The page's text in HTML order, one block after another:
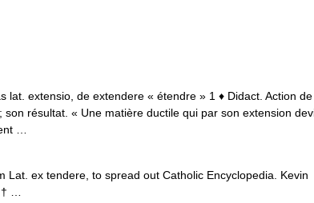
lat. extensio, de extendere « étendre » 1 ♦ Didact. Action
résultat. « Une matière ductile qui par son extension
…
Lat. ex tendere, to spread out Catholic Encyclopedia. Kevin
…